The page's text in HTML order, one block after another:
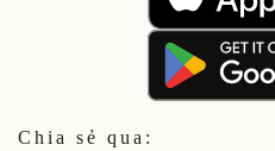
Chia sẻ qua: